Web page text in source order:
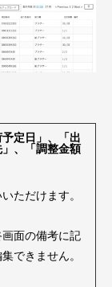
定日」、「出
、「調整金額
ただけます。
面の備考に記
できません。